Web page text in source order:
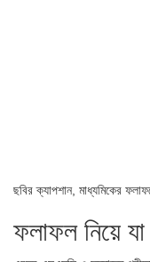
ছবির ক্যাপশান, মাধ্যমিকের
ফলাফল নিয়ে যা